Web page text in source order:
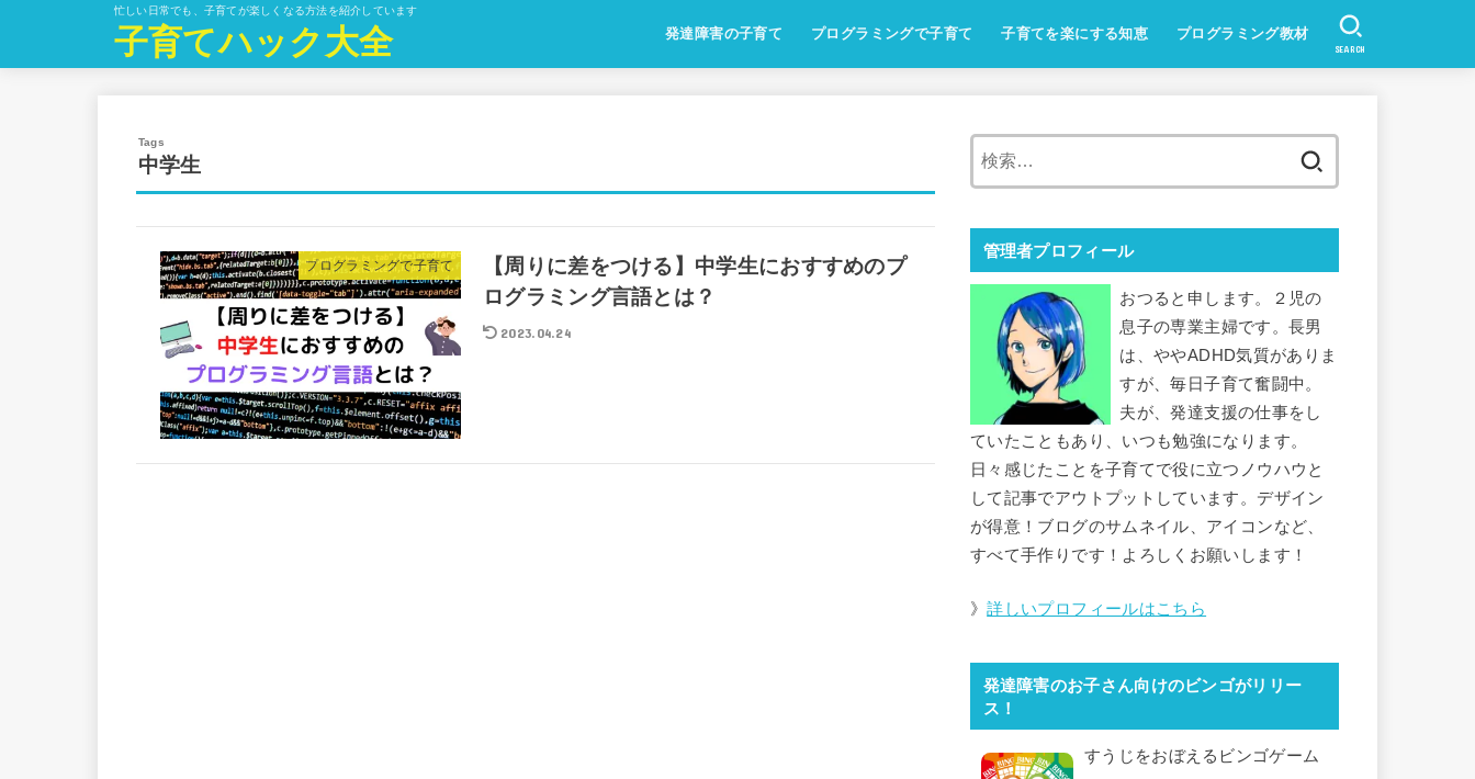
忙しい日常でも、子育てが楽しくなる方法を紹介しています
子育てハック大全 発達障害の子育て プログラミングで子育て 子育てを楽にする知恵 プログラミング教材
SEARCH
中学生
プログラミングで子育て
【周りに差をつける】中学生におすすめのプ
ログラミング言語とは？
2023.04.24
管理者プロフィール
おつると申します。２児の
息子の専業主婦です。長男
は、ややADHD気質がありま
すが、毎日子育て奮闘中。
夫が、発達支援の仕事をし
ていたこともあり、いつも勉強になります。
日々感じたことを子育てで役に立つノウハウと
して記事でアウトプットしています。デザイン
が得意！ブログのサムネイル、アイコンなど、
すべて手作りです！よろしくお願いします！
》詳しいプロフィールはこちら
発達障害のお子さん向けのビンゴがリリー
ス！
すうじをおぼえるビンゴゲーム